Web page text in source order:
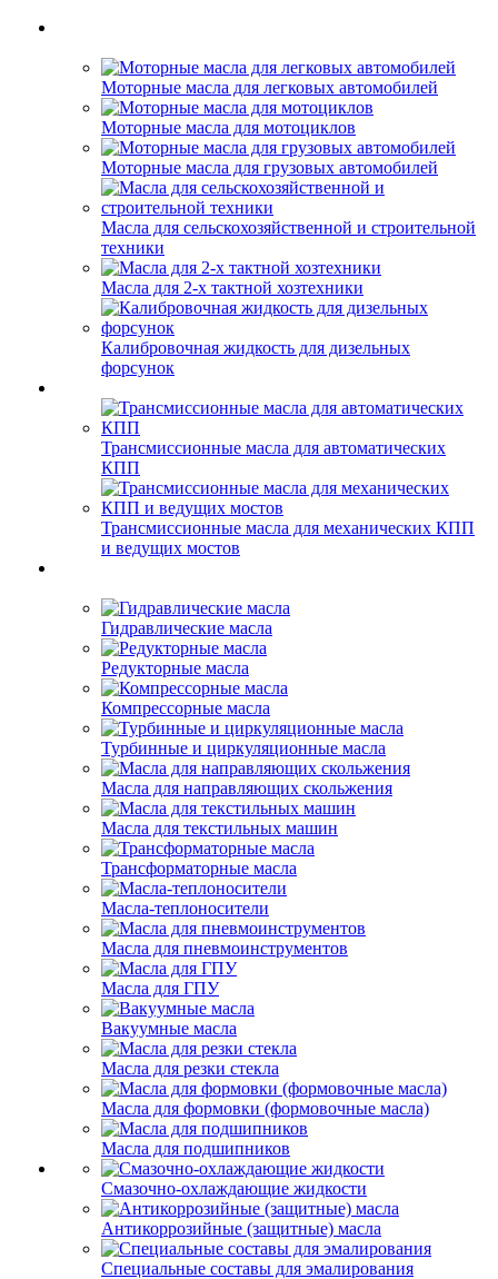
Моторные масла для легковых автомобилей
Моторные масла для мотоциклов
Моторные масла для грузовых автомобилей
Масла для сельскохозяйственной и строительной
техники
Масла для 2-х тактной хозтехники
Калибровочная жидкость для дизельных
форсунок
Трансмиссионные масла для автоматических
КПП
Трансмиссионные масла для механических КПП
и ведущих мостов
Гидравлические масла
Редукторные масла
Компрессорные масла
Турбинные и циркуляционные масла
Масла для направляющих скольжения
Масла для текстильных машин
Трансформаторные масла
Масла-теплоносители
Масла для пневмоинструментов
Масла для ГПУ
Вакуумные масла
Масла для резки стекла
Масла для формовки (формовочные масла)
Масла для подшипников
Смазочно-охлаждающие жидкости
Антикоррозийные (защитные) масла
Специальные составы для эмалирования